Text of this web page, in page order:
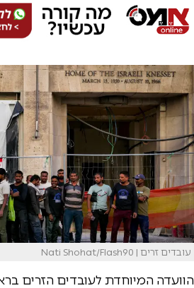
עובדים זרים | Nati Shohat/Flash90
הוועדה המיוחדת לעובדים הזרים